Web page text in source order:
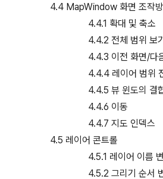
4.4 MapWindow 화면 조작
4.4.1 확대 및 축소
4.4.2 전체 범위 보기
4.4.3 이전 화면/다
4.4.4 레이어 범위
4.4.5 뷰 윈도의 결
4.4.6 이동
4.4.7 지도 인덱스
4.5 레이어 콘트롤
4.5.1 레이어 이름
4.5.2 그리기 순서